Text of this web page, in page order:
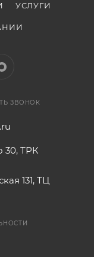
УСЛУГИ
ЗВОНОК
30, ТРК
131, ТЦ